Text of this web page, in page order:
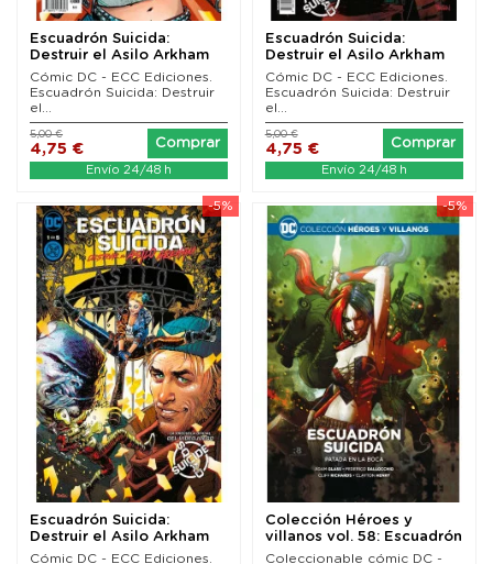
Escuadrón Suicida:
Destruir el Asilo Arkham
03 (de 05)
Cómic DC - ECC Ediciones.
Escuadrón Suicida: Destruir
el...
4,75 €
5,00 €
Comprar
Envío 24/48 h
Escuadrón Suicida:
Destruir el Asilo Arkham
02 (de 05)
Cómic DC - ECC Ediciones.
Escuadrón Suicida: Destruir
el...
4,75 €
5,00 €
Comprar
Envío 24/48 h
-5%
Escuadrón Suicida:
Destruir el Asilo Arkham
01 (de 05)
Cómic DC - ECC Ediciones.
-5%
Colección Héroes y
villanos vol. 58: Escuadrón
Suicida:...
Coleccionable cómic DC -